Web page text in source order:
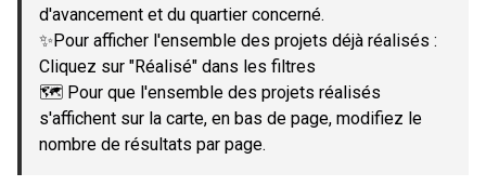
d'avancement et du quartier concerné.
✨Pour afficher l'ensemble des projets déjà réalisés :
Cliquez sur "Réalisé" dans les filtres
🗺️ Pour que l'ensemble des projets réalisés
s'affichent sur la carte, en bas de page, modifiez le
nombre de résultats par page.